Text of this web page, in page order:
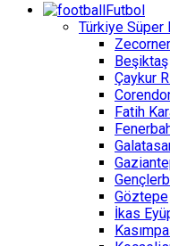
Futbol
Türkiye Süper
Beşiktaş
Çaykur
Fatih
Göztepe
İkas